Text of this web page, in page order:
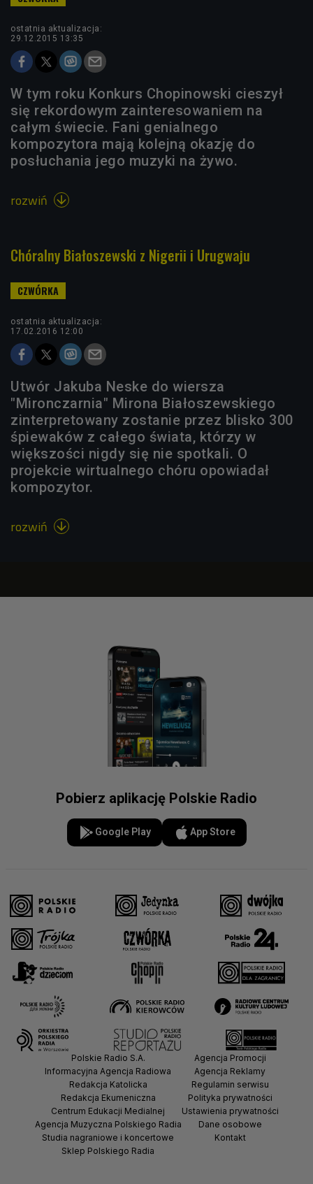
ostatnia aktualizacja:
29.12.2015 13:35
W tym roku Konkurs Chopinowski cieszył
się rekordowym zainteresowaniem na
całym świecie. Fani genialnego
kompozytora mają kolejną okazję do
posłuchania jego muzyki na żywo.
rozwiń 
Chóralny Białoszewski z Nigerii i Urugwaju
ostatnia aktualizacja:
17.02.2016 12:00
Utwór Jakuba Neske do wiersza
"Mironczarnia" Mirona Białoszewskiego
zinterpretowany zostanie przez blisko 300
śpiewaków z całego świata, którzy w
większości nigdy się nie spotkali. O
projekcie wirtualnego chóru opowiadał
kompozytor.
rozwiń 
Pobierz aplikację Polskie Radio
Google Play App Store
Polskie Radio S.A.
Informacyjna Agencja Radiowa
Redakcja Katolicka
Redakcja Ekumeniczna
Centrum Edukacji Medialnej
Agencja Muzyczna Polskiego Radia
Studia nagraniowe i koncertowe
Sklep Polskiego Radia
Agencja Promocji
Agencja Reklamy
Regulamin serwisu
Polityka prywatności
Ustawienia prywatności
Dane osobowe
Kontakt